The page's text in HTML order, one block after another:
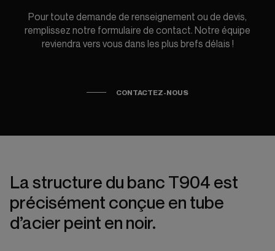
Pour toute demande de renseignement ou de devis,
remplissez notre formulaire de contact. Notre équipe
reviendra vers vous dans les plus brefs délais !
CONTACTEZ-NOUS
La structure du banc T904 est
précisément conçue en tube
d’acier peint en noir.